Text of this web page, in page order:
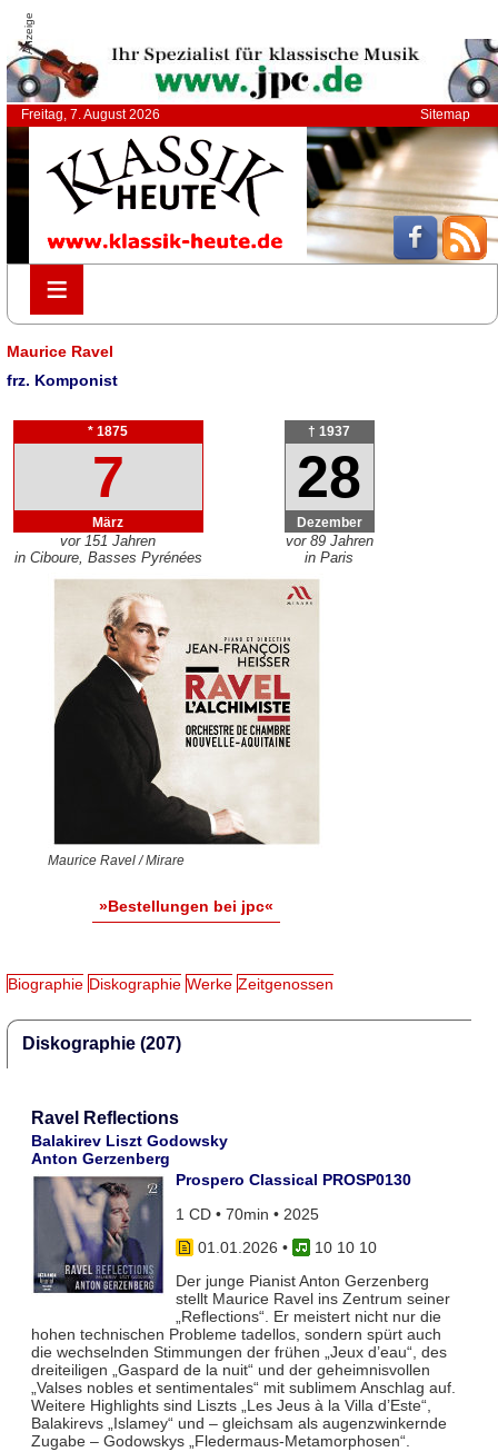
Anzeige
Freitag, 7. August 2026 Sitemap
≡
≡
Maurice Ravel
frz. Komponist
* 1875
7
März
vor 151 Jahren
in Ciboure, Basses Pyrénées
† 1937
28
Dezember
vor 89 Jahren
in Paris
Maurice Ravel / Mirare
»Bestellungen bei jpc«
Biographie Diskographie Werke Zeitgenossen
Diskographie (207)
Ravel Reflections
Balakirev Liszt Godowsky
Anton Gerzenberg
Prospero Classical PROSP0130
1 CD • 70min • 2025
01.01.2026 •
10 10 10
Der junge Pianist Anton Gerzenberg
stellt Maurice Ravel ins Zentrum seiner
„Reflections“. Er meistert nicht nur die
hohen technischen Probleme tadellos, sondern spürt auch
die wechselnden Stimmungen der frühen „Jeux d’eau“, des
dreiteiligen „Gaspard de la nuit“ und der geheimnisvollen
„Valses nobles et sentimentales“ mit sublimem Anschlag auf.
Weitere Highlights sind Liszts „Les Jeus à la Villa d’Este“,
Balakirevs „Islamey“ und – gleichsam als augenzwinkernde
Zugabe – Godowskys „Fledermaus-Metamorphosen“.